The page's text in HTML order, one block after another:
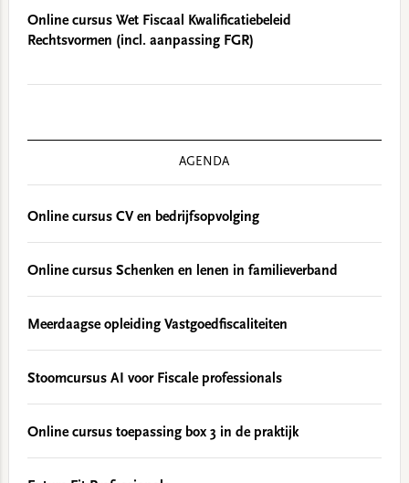
Online cursus Wet Fiscaal Kwalificatiebeleid
Rechtsvormen (incl. aanpassing FGR)
AGENDA
Online cursus CV en bedrijfsopvolging
Online cursus Schenken en lenen in familieverband
Meerdaagse opleiding Vastgoedfiscaliteiten
Stoomcursus AI voor Fiscale professionals
Online cursus toepassing box 3 in de praktijk